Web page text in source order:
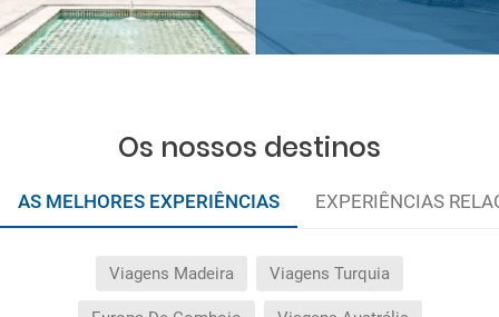
Os nossos destinos
AS MELHORES EXPERIÊNCIAS EXPERIÊNCIAS
Viagens Madeira Viagens Turquia